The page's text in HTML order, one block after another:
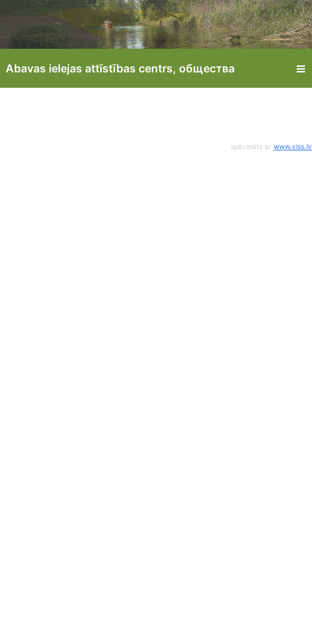
Abavas ielejas attīstības centrs, oбщества
spēcināts ar www.viss.lv